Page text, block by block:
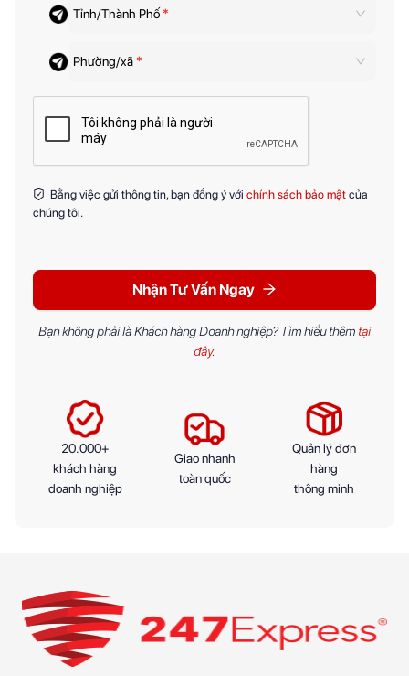
Tỉnh/Thành Phố *
Phường/xã *
Bằng việc gửi thông tin, bạn đồng ý với chính sách bảo mật của
chúng tôi.
Nhận Tư Vấn Ngay
Bạn không phải là Khách hàng Doanh nghiệp? Tìm hiểu thêm tại
đây.
20.000+
khách hàng
doanh nghiệp
Giao nhanh
toàn quốc
Quản lý đơn
hàng
thông minh